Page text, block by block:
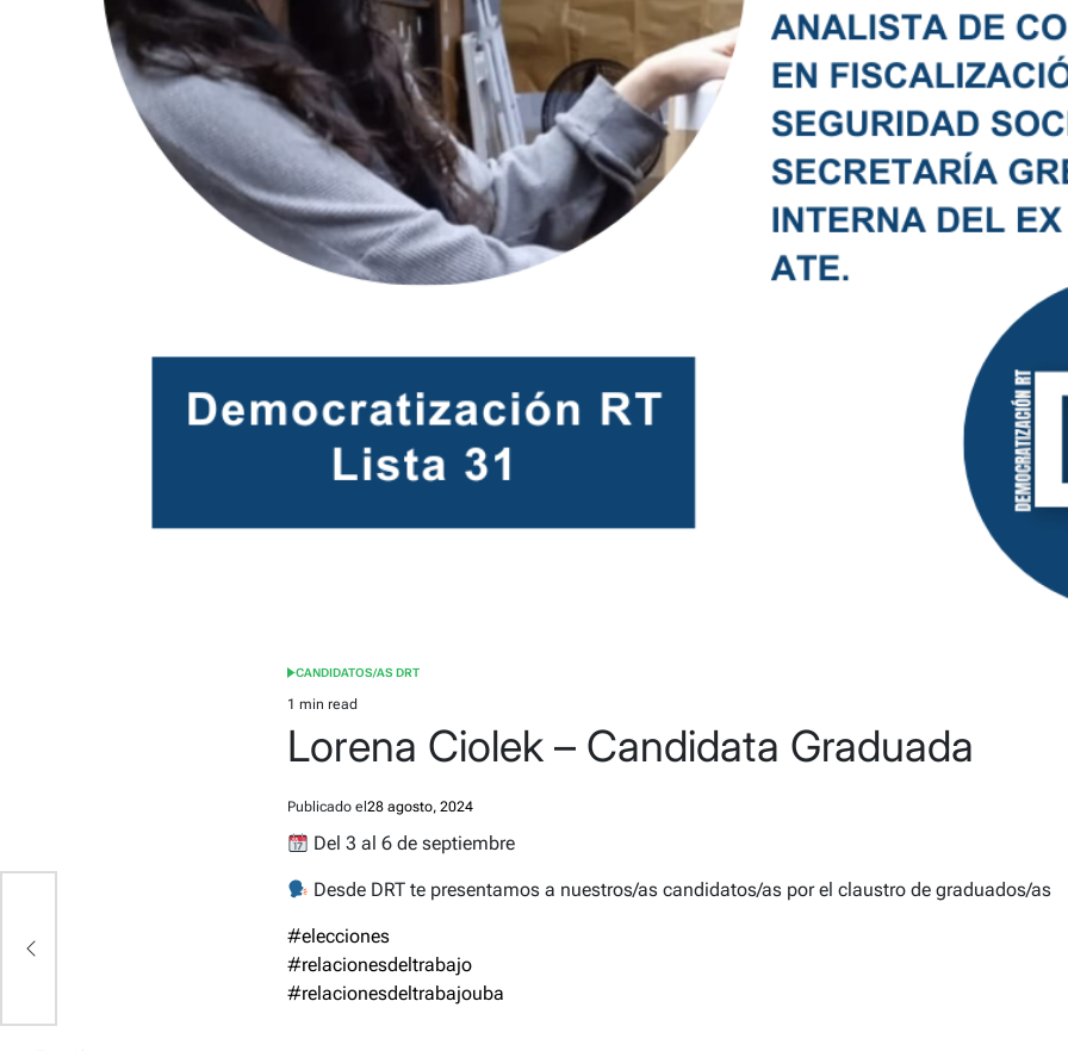
POSTED
IN
CANDIDATOS/AS DRT
Estimated
read
time
1 min read
Lorena Ciolek – Candidata Graduada
Publicado el 28 agosto, 2024
Del 3 al 6 de septiembre
Desde DRT te presentamos a nuestros/as candidatos/as por el claustro de graduados/as
#elecciones
#relacionesdeltrabajo
#relacionesdeltrabajouba